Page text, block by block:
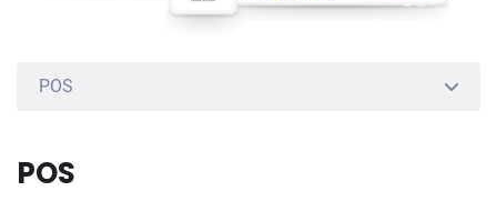
POS
조립
POS